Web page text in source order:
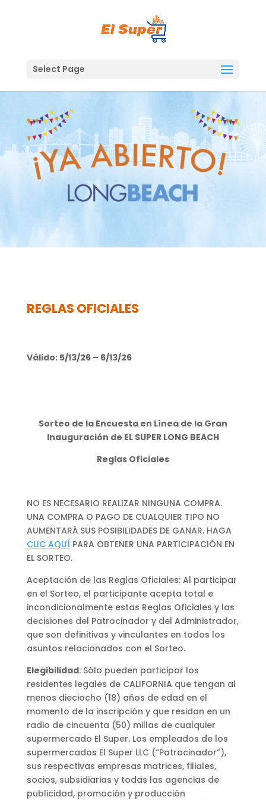
Select Page
REGLAS OFICIALES
Válido: 5/13/26 – 6/13/26
Sorteo de la Encuesta en Línea de la Gran
Inauguración de EL SUPER LONG BEACH
Reglas Oficiales
NO ES NECESARIO REALIZAR NINGUNA COMPRA.
UNA COMPRA O PAGO DE CUALQUIER TIPO NO
AUMENTARÁ SUS POSIBILIDADES DE GANAR. HAGA
CLIC AQUÍPARA OBTENER UNA PARTICIPACIÓN EN
EL SORTEO.
Aceptación de las Reglas Oficiales: Al participar
en el Sorteo, el participante acepta total e
incondicionalmente estas Reglas Oficiales y las
decisiones del Patrocinador y del Administrador,
que son definitivas y vinculantes en todos los
asuntos relacionados con el Sorteo.
Elegibilidad: Sólo pueden participar los
residentes legales de CALIFORNIA que tengan al
menos dieciocho (18) años de edad en el
momento de la inscripción y que residan en un
radio de cincuenta (50) millas de cualquier
supermercado El Super. Los empleados de los
supermercados El Super LLC (“Patrocinador”),
sus respectivas empresas matrices, filiales,
socios, subsidiarias y todas las agencias de
publicidad, promoción y producción